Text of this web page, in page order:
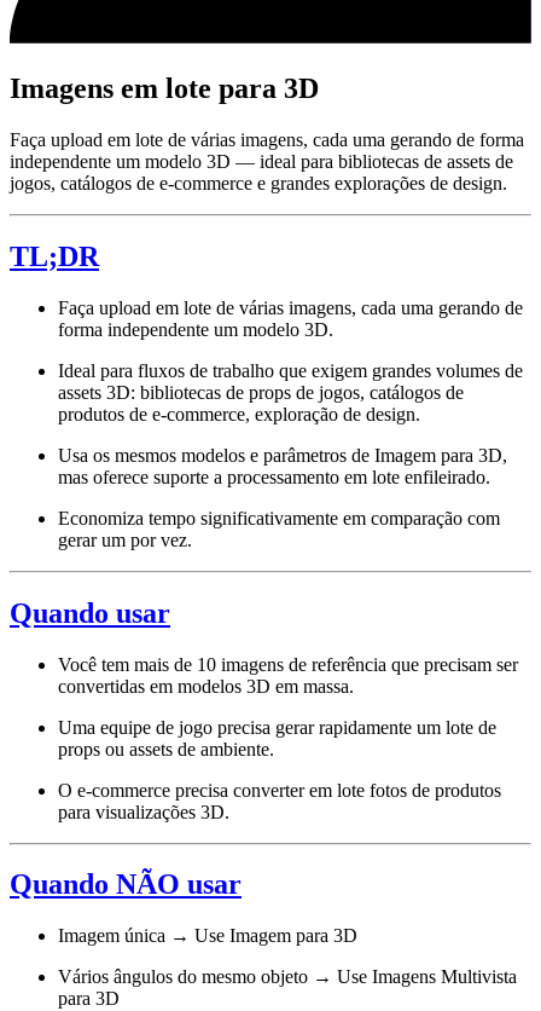
Imagens em lote para 3D
Faça upload em lote de várias imagens, cada uma gerando de forma
independente um modelo 3D — ideal para bibliotecas de assets de
jogos, catálogos de e-commerce e grandes explorações de design.
TL;DR
Faça upload em lote de várias imagens, cada uma gerando de
forma independente um modelo 3D.
Ideal para fluxos de trabalho que exigem grandes volumes de
assets 3D: bibliotecas de props de jogos, catálogos de
produtos de e-commerce, exploração de design.
Usa os mesmos modelos e parâmetros de Imagem para 3D,
mas oferece suporte a processamento em lote enfileirado.
Economiza tempo significativamente em comparação com
gerar um por vez.
Quando usar
Você tem mais de 10 imagens de referência que precisam ser
convertidas em modelos 3D em massa.
Uma equipe de jogo precisa gerar rapidamente um lote de
props ou assets de ambiente.
O e-commerce precisa converter em lote fotos de produtos
para visualizações 3D.
Quando NÃO usar
Imagem única → Use Imagem para 3D
Vários ângulos do mesmo objeto → Use Imagens Multivista
para 3D